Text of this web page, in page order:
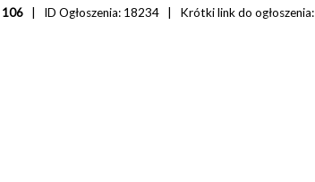
106| ID Ogłoszenia: 18234| Krótki link do ogłoszenia: